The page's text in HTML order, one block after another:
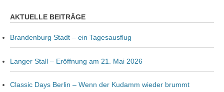
AKTUELLE BEITRÄGE
Brandenburg Stadt – ein Tagesausflug
Langer Stall – Eröffnung am 21. Mai 2026
Classic Days Berlin – Wenn der Kudamm wieder brummt